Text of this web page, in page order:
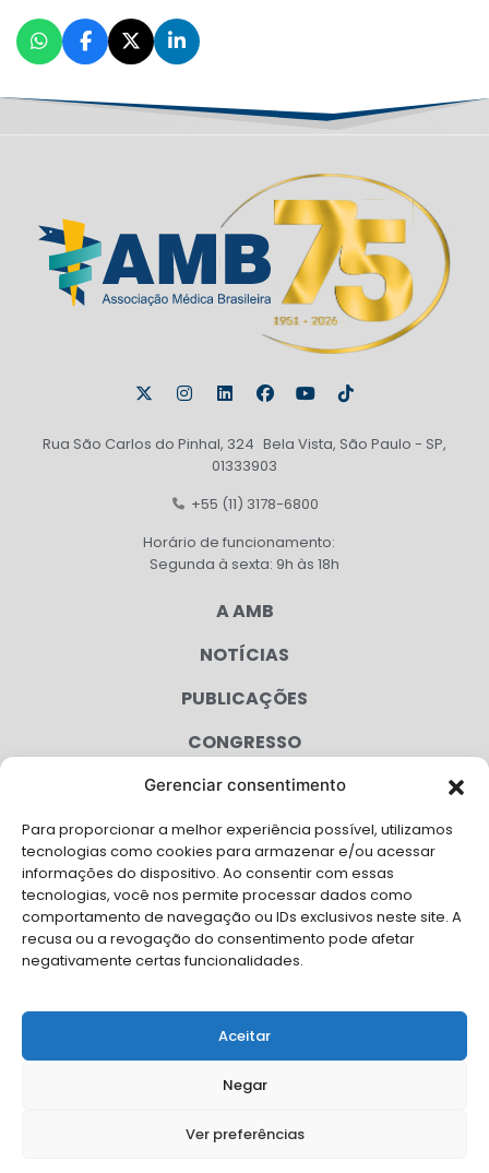
Gerenciar consentimento
Para proporcionar a melhor experiência possível, utilizamos
tecnologias como cookies para armazenar e/ou acessar
informações do dispositivo. Ao consentir com essas
tecnologias, você nos permite processar dados como
comportamento de navegação ou IDs exclusivos neste site. A
recusa ou a revogação do consentimento pode afetar
negativamente certas funcionalidades.
Aceitar
Negar
Ver preferências
Rua São Carlos do Pinhal, 324 Bela Vista, São Paulo - SP,
01333903
+55 (11) 3178-6800
Horário de funcionamento:
Segunda à sexta: 9h às 18h
A AMB
NOTÍCIAS
PUBLICAÇÕES
CONGRESSO
AGENDA
CAMPANHAS
SERVIÇOS
FILIADAS
LGPD
FALE CONOSCO
Solicite Apoio Institucional da AMB para o seu evento